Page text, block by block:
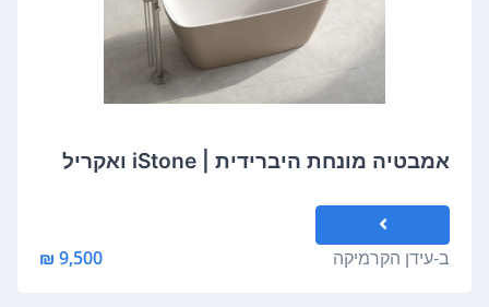
אמבטיה מונחת היברידית | iStone ואקריל
ב-עידן הקרמיקה 9,500 ₪